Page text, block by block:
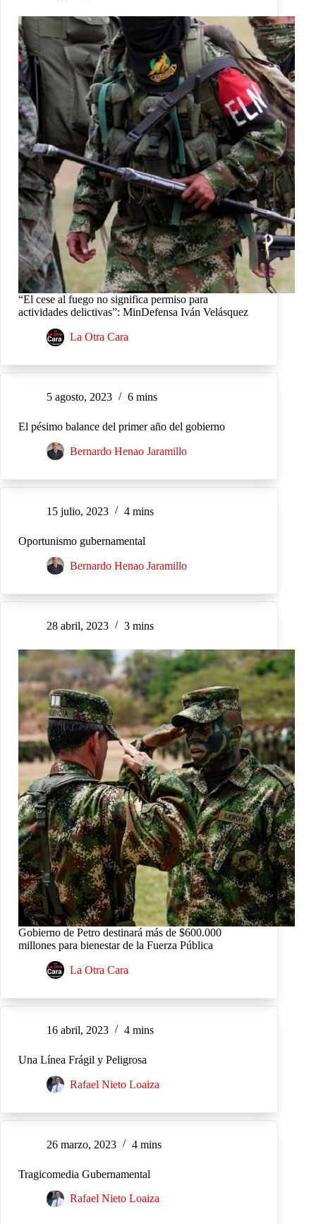
“El cese al fuego no significa permiso para
actividades delictivas”: MinDefensa Iván Velásquez
La Otra Cara
5 agosto, 2023 6 mins
El pésimo balance del primer año del gobierno
Bernardo Henao Jaramillo
15 julio, 2023 4 mins
Oportunismo gubernamental
Bernardo Henao Jaramillo
28 abril, 2023 3 mins
Gobierno de Petro destinará más de $600.000
millones para bienestar de la Fuerza Pública
La Otra Cara
16 abril, 2023 4 mins
Una Línea Frágil y Peligrosa
Rafael Nieto Loaiza
26 marzo, 2023 4 mins
Tragicomedia Gubernamental
Rafael Nieto Loaiza